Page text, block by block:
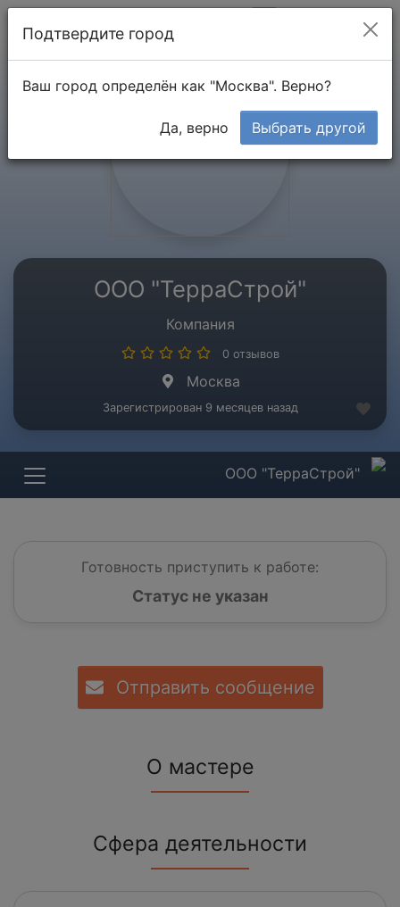
ООО "ТерраСтрой"
Компания
0 отзывов
Москва
Зарегистрирован 9 месяцев назад
ООО "ТерраСтрой"
Готовность приступить к работе:
Статус не указан
Отправить сообщение
О мастере
Сфера деятельности
Подтвердите город
Ваш город определён как "Москва". Верно?
Да, верно Выбрать другой